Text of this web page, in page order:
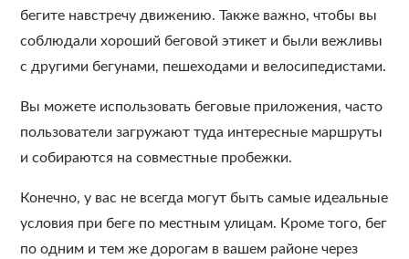
бегите навстречу движению. Также важно, чтобы вы
соблюдали хороший беговой этикет и были вежливы
с другими бегунами, пешеходами и велосипедистами.
Вы можете использовать беговые приложения, часто
пользователи загружают туда интересные маршруты
и собираются на совместные пробежки.
Конечно, у вас не всегда могут быть самые идеальные
условия при беге по местным улицам. Кроме того, бег
по одним и тем же дорогам в вашем районе через